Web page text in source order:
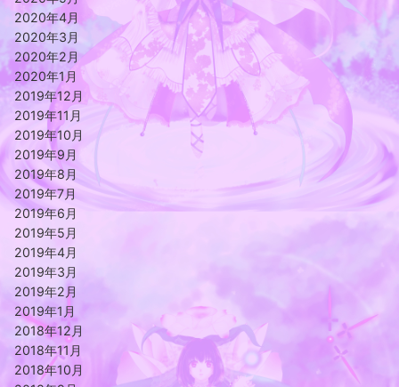
2020年4月
2020年3月
2020年2月
2020年1月
2019年12月
2019年11月
2019年10月
2019年9月
2019年8月
2019年7月
2019年6月
2019年5月
2019年4月
2019年3月
2019年2月
2019年1月
2018年12月
2018年11月
2018年10月